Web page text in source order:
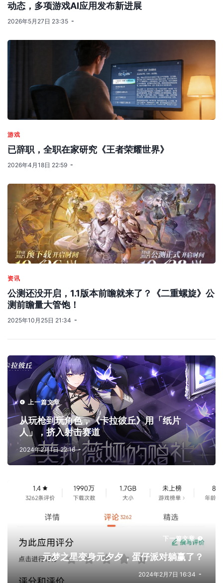
动态，多项游戏AI应用发布新进展
2026年5月27日 23:35
游戏
已辞职，全职在家研究《王者荣耀世界》
2026年4月18日 22:59
资讯
公测还没开启，1.1版本前瞻就来了？《二重螺旋》公
测前瞻量大管饱！
2025年10月25日 21:34
上一篇文章
从玩枪到玩角色，《卡拉彼丘》用「纸片
人」，挤入射击赛道
2024年2月1日 22:16
下一篇文章
元梦之星变身元夕夕，蛋仔派对躺赢了？
2024年2月7日 16:34